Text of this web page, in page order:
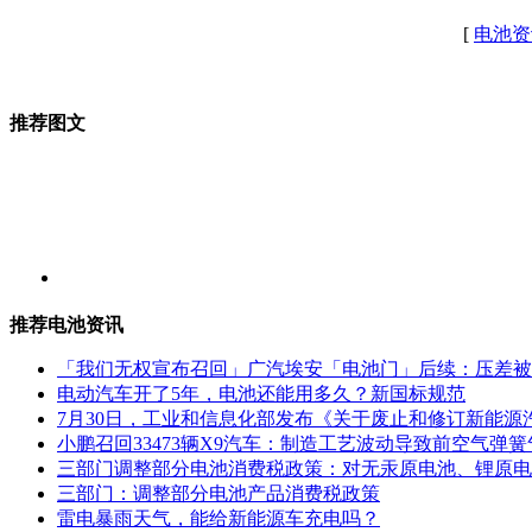
[ 电池
推荐图文
推荐电池资讯
「我们无权宣布召回」广汽埃安「电池门」后续：压差
电动汽车开了5年，电池还能用多久？新国标规范
7月30日，工业和信息化部发布《关于废止和修订新能
小鹏召回33473辆X9汽车：制造工艺波动导致前空气弹
三部门调整部分电池消费税政策：对无汞原电池、锂原
三部门：调整部分电池产品消费税政策
雷电暴雨天气，能给新能源车充电吗？